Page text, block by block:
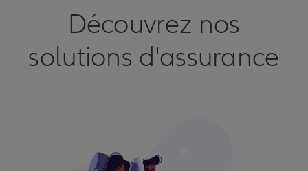
Découvrez nos
solutions d'assurance